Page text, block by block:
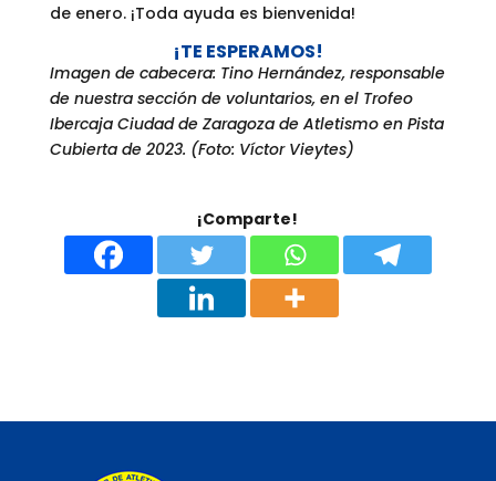
de enero. ¡Toda ayuda es bienvenida!
¡TE ESPERAMOS!
Imagen de cabecera: Tino Hernández, responsable
de nuestra sección de voluntarios, en el Trofeo
Ibercaja Ciudad de Zaragoza de Atletismo en Pista
Cubierta de 2023. (Foto: Víctor Vieytes)
¡Comparte!